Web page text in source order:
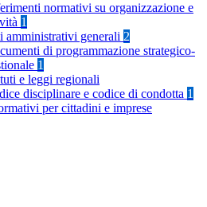
normativi su organizzazione e
1
amministrativi generali 2
di programmazione strategico-
1
e leggi regionali
disciplinare e codice di condotta 1
per cittadini e imprese